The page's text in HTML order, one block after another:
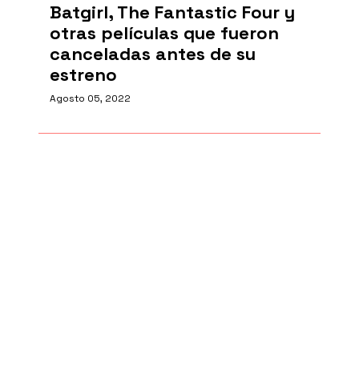
Batgirl, The Fantastic Four y
otras películas que fueron
canceladas antes de su
estreno
Agosto 05, 2022